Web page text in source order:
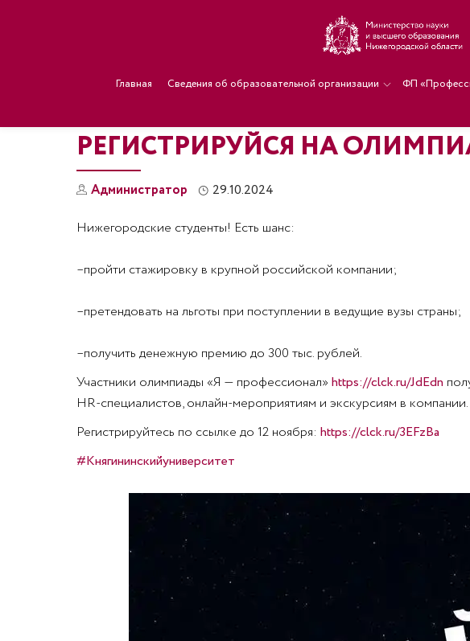
Главная Сведения об образовательной организации ФП
РЕГИСТРИРУЙСЯ НА
Администратор 29.10.2024
Нижегородские студенты! Есть шанс:
–пройти стажировку в крупной российской компании;
–претендовать на льготы при поступлении в ведущие вузы страны;
–получить денежную премию до 300 тыс. рублей.
Участники олимпиады «Я — профессионал»https://clck.ru/JdEdn
HR-специалистов, онлайн-мероприятиям и экскурсиям в компании.
Регистрируйтесь по ссылке до 12 ноября: https://clck.ru/3EFzBa
#Княгининскийуниверситет